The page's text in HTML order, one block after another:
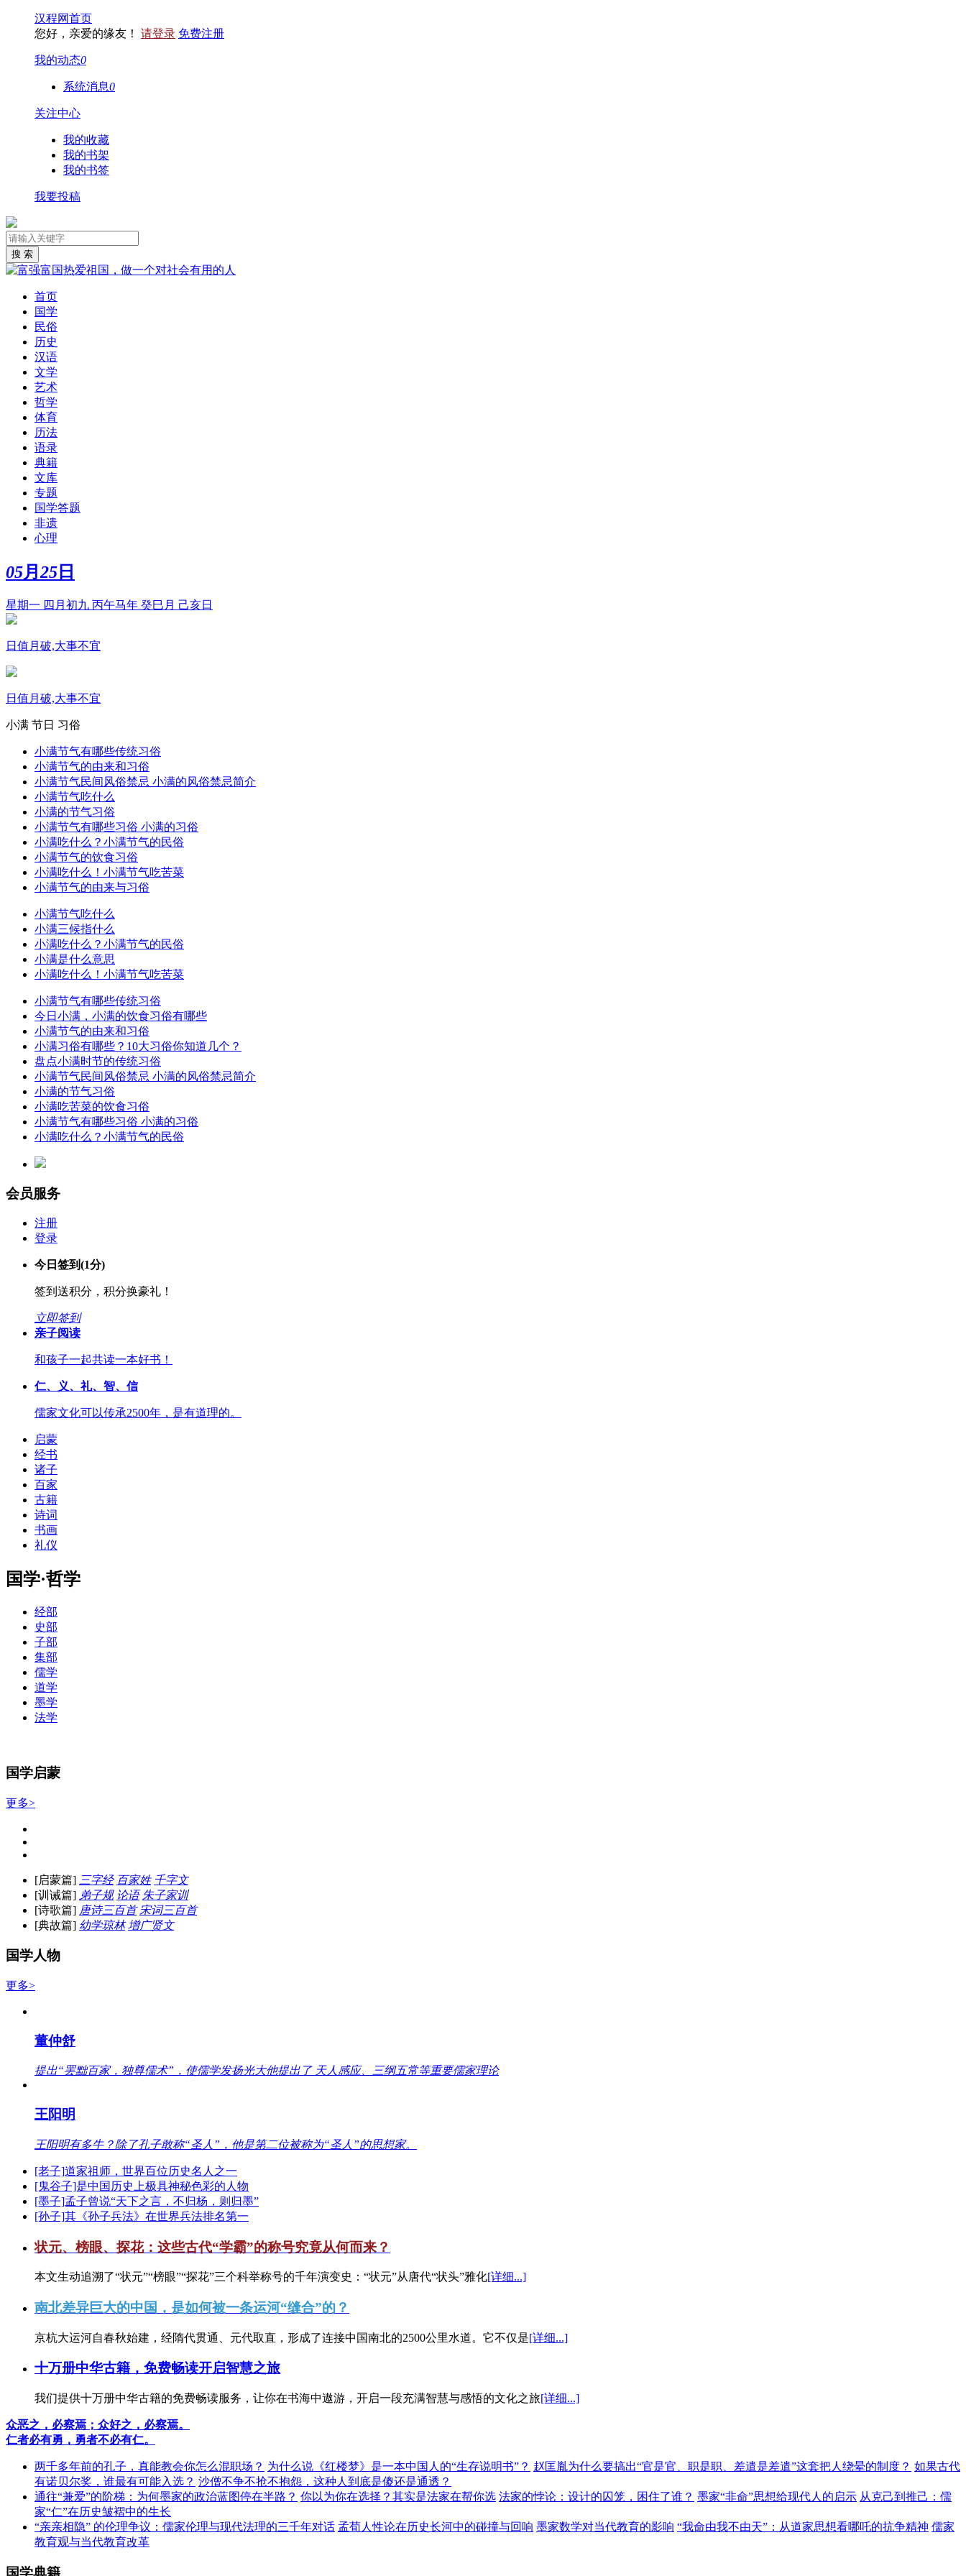
汉程网首页
您好，亲爱的缘友！ 请登录 免费注册
我的动态0
系统消息0
关注中心
我的收藏
我的书架
我的书签
我要投稿
首页
国学
民俗
历史
汉语
文学
艺术
哲学
体育
历法
语录
典籍
文库
专题
国学答题
非遗
心理
05月 25 日
星期一 四月初九 丙午马年 癸巳月 己亥日
日值月破,大事不宜
日值月破,大事不宜
小满 节日 习俗
小满节气有哪些传统习俗
小满节气的由来和习俗
小满节气民间风俗禁忌 小满的风俗禁忌简介
小满节气吃什么
小满的节气习俗
小满节气有哪些习俗 小满的习俗
小满吃什么？小满节气的民俗
小满节气的饮食习俗
小满吃什么！小满节气吃苦菜
小满节气的由来与习俗
小满节气吃什么
小满三候指什么
小满吃什么？小满节气的民俗
小满是什么意思
小满吃什么！小满节气吃苦菜
小满节气有哪些传统习俗
今日小满，小满的饮食习俗有哪些
小满节气的由来和习俗
小满习俗有哪些？10大习俗你知道几个？
盘点小满时节的传统习俗
小满节气民间风俗禁忌 小满的风俗禁忌简介
小满的节气习俗
小满吃苦菜的饮食习俗
小满节气有哪些习俗 小满的习俗
小满吃什么？小满节气的民俗
会员服务
注册
登录
今日签到(1分)
签到送积分，积分换豪礼！
立即签到
亲子阅读
和孩子一起共读一本好书！
仁、义、礼、智、信
儒家文化可以传承2500年，是有道理的。
启蒙
经书
诸子
百家
古籍
诗词
书画
礼仪
国学·哲学
经部
史部
子部
集部
儒学
道学
墨学
法学
国学启蒙
更多>
[启蒙篇] 三字经 百家姓 千字文
[训诫篇] 弟子规 论语 朱子家训
[诗歌篇] 唐诗三百首 宋词三百首
[典故篇] 幼学琼林 增广贤文
国学人物
更多>
董仲舒
提出“罢黜百家，独尊儒术”，使儒学发扬光大他提出了 天人感应、三纲五常等重要儒家理论
王阳明
王阳明有多牛？除了孔子敢称“圣人”，他是第二位被称为“圣人”的思想家。
[老子]道家祖师，世界百位历史名人之一
[鬼谷子]是中国历史上极具神秘色彩的人物
[墨子]孟子曾说“天下之言，不归杨，则归墨”
[孙子]其《孙子兵法》在世界兵法排名第一
状元、榜眼、探花：这些古代“学霸”的称号究竟从何而来？
本文生动追溯了“状元”“榜眼”“探花”三个科举称号的千年演变史：“状元”从唐代“状头”雅化[详细...]
南北差异巨大的中国，是如何被一条运河“缝合”的？
京杭大运河自春秋始建，经隋代贯通、元代取直，形成了连接中国南北的2500公里水道。它不仅是[详细...]
十万册中华古籍，免费畅读开启智慧之旅
我们提供十万册中华古籍的免费畅读服务，让你在书海中遨游，开启一段充满智慧与感悟的文化之旅[详细...]
众恶之，必察焉；众好之，必察焉。
仁者必有勇，勇者不必有仁。
两千多年前的孔子，真能教会你怎么混职场？ 为什么说《红楼梦》是一本中国人的“生存说明书”？ 赵匡胤为什么要搞出“官是官、职是职、差遣是差遣”这套把人绕晕的制度？ 如果古代
有诺贝尔奖，谁最有可能入选？ 沙僧不争不抢不抱怨，这种人到底是傻还是通透？
通往“兼爱”的阶梯：为何墨家的政治蓝图停在半路？ 你以为你在选择？其实是法家在帮你选 法家的悖论：设计的囚笼，困住了谁？ 墨家“非命”思想给现代人的启示 从克己到推己：儒
家“仁”在历史皱褶中的生长
“亲亲相隐” 的伦理争议：儒家伦理与现代法理的三千年对话 孟荀人性论在历史长河中的碰撞与回响 墨家数学对当代教育的影响 “我命由我不由天”：从道家思想看哪吒的抗争精神 儒家
教育观与当代教育改革
国学典籍